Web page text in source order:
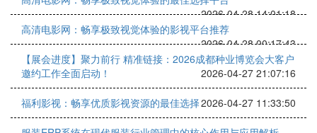
2026-04-28 14:01:18
高清电影网：畅享极致视觉体验的影视平台推荐
2026-04-28 00:17:43
【展会进度】聚力前行 精准链接：2026成都种业博览会大客户
邀约工作全面启动！
2026-04-27 21:07:16
福利影视：畅享优质影视资源的最佳选择2026-04-27 11:33:50